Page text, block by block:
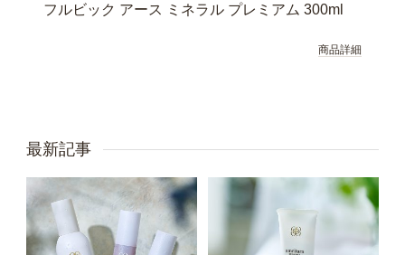
フルビック アース ミネラル プレミアム 300ml
商品詳細
最新記事